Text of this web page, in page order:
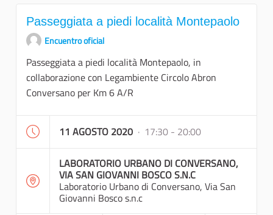
Passeggiata a piedi località Montepaolo
Encuentro oficial
Passeggiata a piedi località Montepaolo, in
collaborazione con Legambiente Circolo Abron
Conversano per Km 6 A/R
11 AGOSTO 2020 · 17:30 - 20:00
LABORATORIO URBANO DI CONVERSANO,
VIA SAN GIOVANNI BOSCO S.N.C
Laboratorio Urbano di Conversano, Via San
Giovanni Bosco s.n.c